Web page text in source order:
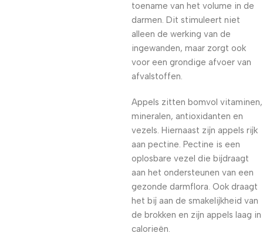
toename van het volume in de
darmen. Dit stimuleert niet
alleen de werking van de
ingewanden, maar zorgt ook
voor een grondige afvoer van
afvalstoffen.
Appels zitten bomvol vitaminen,
mineralen, antioxidanten en
vezels. Hiernaast zijn appels rijk
aan pectine. Pectine is een
oplosbare vezel die bijdraagt
aan het ondersteunen van een
gezonde darmflora. Ook draagt
het bij aan de smakelijkheid van
de brokken en zijn appels laag in
calorieën.